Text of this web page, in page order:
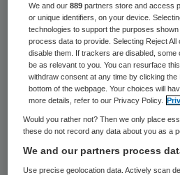
Weekblad. De UU voerde
op zes scholen in de
inzicht te krijgen in het
stimulerende middelen
scholieren, zoals ADHD-
drugs en alcohol . Bijna
leerlingen tussen 11 en
periode april-juni 2014
We and our889 partners store and access
or unique identifiers, on your device.
technologies to support the purposes
process data to provide. Selecting Reject
disable them. If trackers are disabled,
be as relevant to you. You can resurface
withdraw consent at any time by clicking
bottom of the webpage. Your choices will
more details, refer to our Privacy Policy.
Would you rather not? Then we only place
these do not record any data about you as a
We and our partners process
Use precise geolocation data. Actively scan